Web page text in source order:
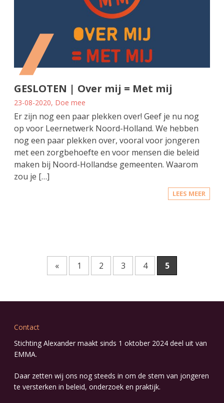
GESLOTEN | Over mij = Met mij
23-08-2020, Doe mee
Er zijn nog een paar plekken over! Geef je nu nog
op voor Leernetwerk Noord-Holland. We hebben
nog een paar plekken over, vooral voor jongeren
met een zorgbehoefte en voor mensen die beleid
maken bij Noord-Hollandse gemeenten. Waarom
zou je […]
LEES MEER
« 1 2 3 4 5
Contact
Stichting Alexander maakt sinds 1 oktober 2024 deel uit van
EMMA.
Daar zetten wij ons nog steeds in om de stem van jongeren
te versterken in beleid, onderzoek en praktijk.